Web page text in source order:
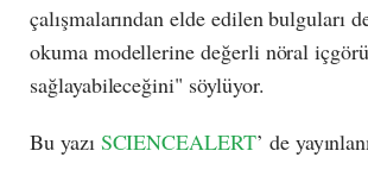
çalışmalarından elde edilen bulguları
okuma modellerine değerli nöral içgörü
sağlayabileceğini" söylüyor.
Bu yazı SCIENCEALERT’ de